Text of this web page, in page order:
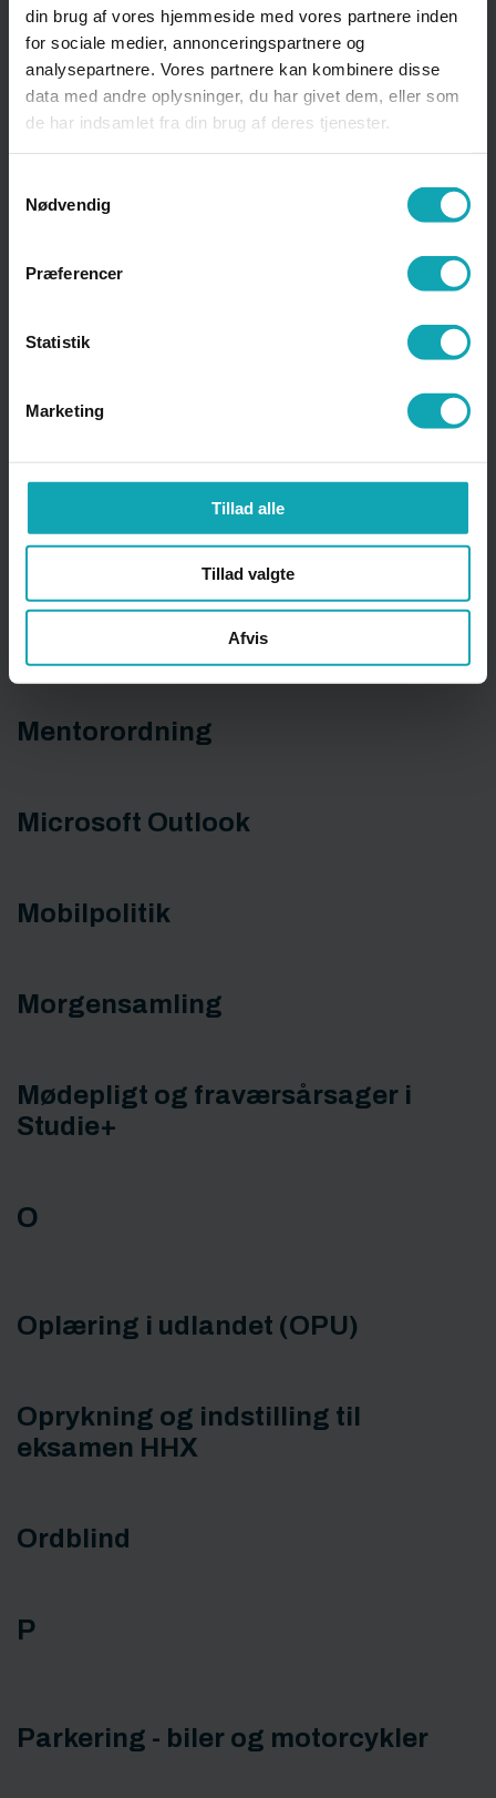
din brug af vores hjemmeside med vores partnere inden
for sociale medier, annonceringspartnere og
analysepartnere. Vores partnere kan kombinere disse
data med andre oplysninger, du har givet dem, eller som
de har indsamlet fra din brug af deres tjenester.
Nødvendig
Præferencer
Statistik
Marketing
Tillad alle
Tillad valgte
Afvis
Kontaktlærer HHX og EUD
Krænkende adfærd
Legater
M
Mentorordning
Microsoft Outlook
Mobilpolitik
Morgensamling
Mødepligt og fraværsårsager i
Studie+
O
Oplæring i udlandet (OPU)
Oprykning og indstilling til
eksamen HHX
Ordblind
P
Parkering - biler og motorcykler